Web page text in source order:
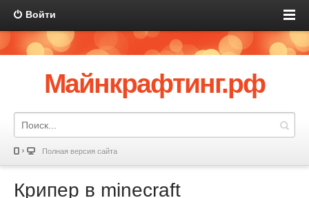
Войти
Майнкрафтинг.рф
Полная версия сайта
Крипер в minecraft